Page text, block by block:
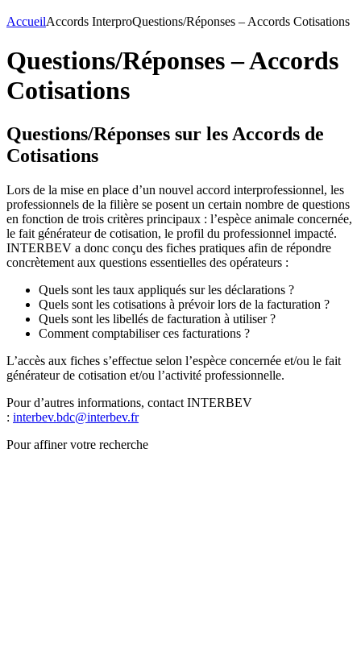
AccueilAccords InterproQuestions/Réponses – Accords Cotisations
Questions/Réponses – Accords
Cotisations
Questions/Réponses sur les Accords de
Cotisations
Lors de la mise en place d’un nouvel accord interprofessionnel, les
professionnels de la filière se posent un certain nombre de questions
en fonction de trois critères principaux : l’espèce animale concernée,
le fait générateur de cotisation, le profil du professionnel impacté.
INTERBEV a donc conçu des fiches pratiques afin de répondre
concrètement aux questions essentielles des opérateurs :
Quels sont les taux appliqués sur les déclarations ?
Quels sont les cotisations à prévoir lors de la facturation ?
Quels sont les libellés de facturation à utiliser ?
Comment comptabiliser ces facturations ?
L’accès aux fiches s’effectue selon l’espèce concernée et/ou le fait
générateur de cotisation et/ou l’activité professionnelle.
Pour d’autres informations, contact INTERBEV
: interbev.bdc@interbev.fr
Pour affiner votre recherche